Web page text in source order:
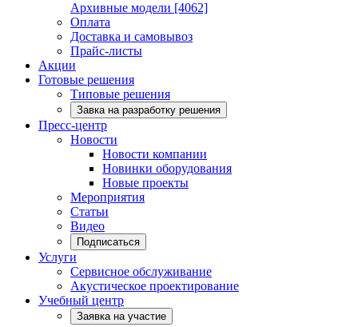
Архивные модели [4062]
Оплата
Доставка и самовывоз
Прайс-листы
Акции
Готовые решения
Типовые решения
Завка на разработку решения
Пресс-центр
Новости
Новости компании
Новинки оборудования
Новые проекты
Мероприятия
Статьи
Видео
Подписаться
Услуги
Сервисное обслуживание
Акустическое проектирование
Учебный центр
Заявка на участие